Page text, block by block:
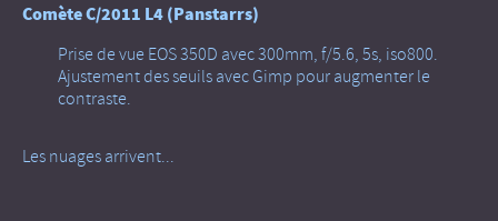
Comète C/2011 L4 (Panstarrs)
Prise de vue EOS 350D avec 300mm, f/5.6, 5s, iso800.
Ajustement des seuils avec Gimp pour augmenter le
contraste.
Les nuages arrivent...